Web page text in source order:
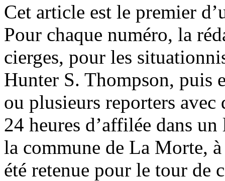
Cet article est le premier
Pour chaque numéro, la
cierges, pour les
Hunter S. Thompson, puis
ou plusieurs reporters avec
24 heures d’affilée dans
la commune de La Morte,
été retenue pour le tour de